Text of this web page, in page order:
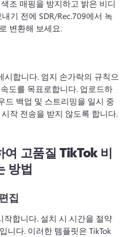
조 매핑을 방지하고 밝은 비디
기 전에 SDR/Rec.709에서 녹
변환해 보세요.
시합니다. 엄지 손가락의 규칙으
도를 목표로합니다. 업로드하
드 백업 및 스트리밍을 일시 중
고품질 TikTok 비
방법
집
합니다. 설치 시 시간을 절약
입니다. 이러한 템플릿은 TikTok